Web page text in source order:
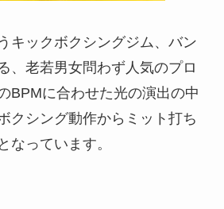
キックボクシングジム、バン
、老若男女問わず人気のプロ
BPMに合わせた光の演出の中
クシング動作からミット打ち
なっています。